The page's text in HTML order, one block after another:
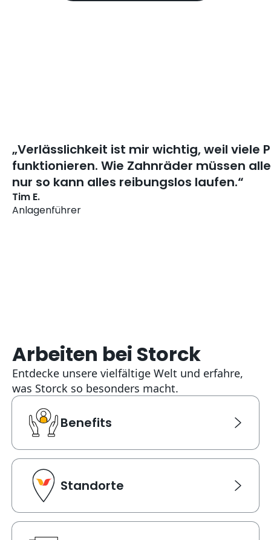
„Verlässlichkeit ist mir wichtig, weil viele
funktionieren. Wie Zahnräder müssen
nur so kann alles reibungslos laufen.“
Tim E.
Anlagenführer
Arbeiten bei Storck
Entdecke unsere vielfältige Welt und erfahre,
was Storck so besonders macht.
Benefits
Benefits
Link Karte für Benefits. Navigiert zu einer neuen
Standorte
Standorte
Link Karte für Standorte. Navigiert zu einer neuen